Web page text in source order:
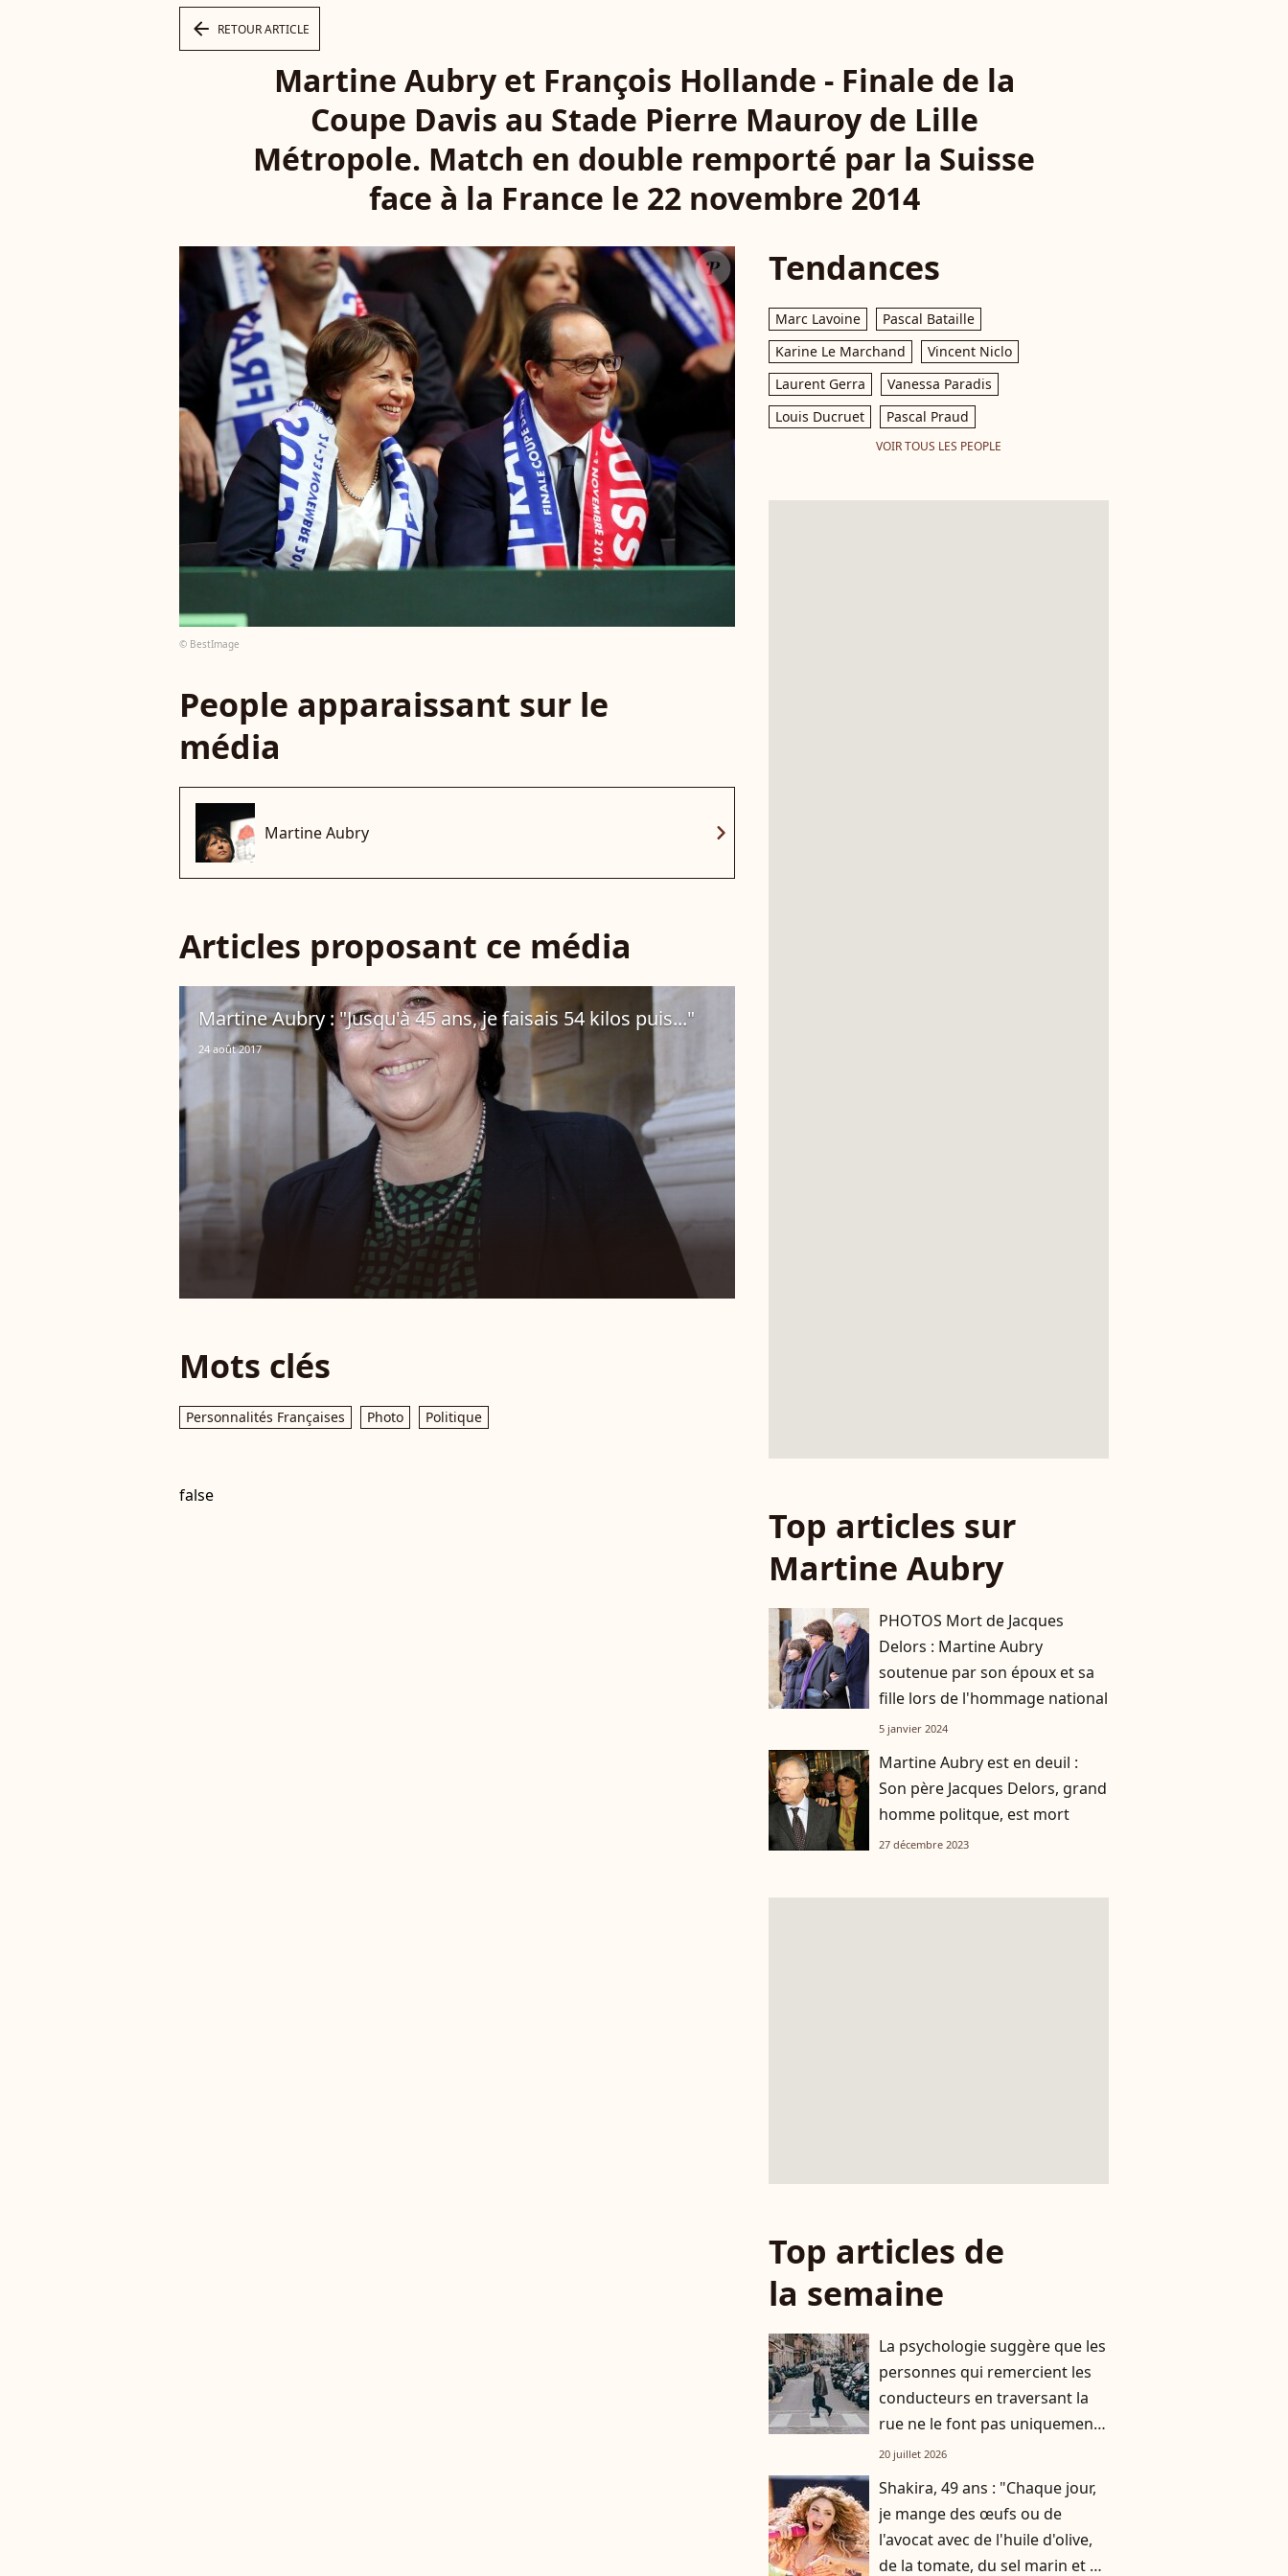
arrow_left RETOUR ARTICLE
Martine Aubry et François Hollande - Finale de la
Coupe Davis au Stade Pierre Mauroy de Lille
Métropole. Match en double remporté par la Suisse
face à la France le 22 novembre 2014
© BestImage
People apparaissant sur le
média
Martine Aubry chevron_right
Articles proposant ce média
Martine Aubry : "Jusqu'à 45 ans, je faisais 54 kilos puis..."
24 août 2017
Mots clés
Personnalités Françaises Photo Politique
false
Tendances
Marc Lavoine
Pascal Bataille
Karine Le Marchand
Vincent Niclo
Laurent Gerra
Vanessa Paradis
Louis Ducruet
Pascal Praud
VOIR TOUS LES PEOPLE
Top articles sur
Martine Aubry
PHOTOS Mort de Jacques
Delors : Martine Aubry
soutenue par son époux et sa
fille lors de l'hommage national
5 janvier 2024
Martine Aubry est en deuil :
Son père Jacques Delors, grand
homme politque, est mort
27 décembre 2023
Top articles de
la semaine
La psychologie suggère que les
personnes qui remercient les
conducteurs en traversant la
rue ne le font pas uniquement
par gratitude
20 juillet 2026
Shakira, 49 ans : "Chaque jour,
je mange des œufs ou de
l'avocat avec de l'huile d'olive,
de la tomate, du sel marin et un